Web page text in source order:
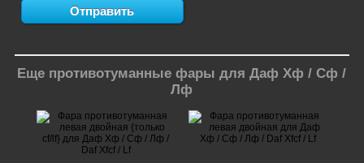
Еще противотуманные фары для Даф Хф / Сф /
Лф